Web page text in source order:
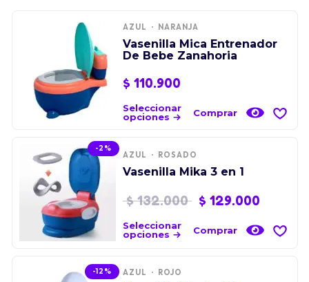
AZUL NARANJA
Vasenilla Mica Entrenador
De Bebe Zanahoria
$ 110.900
Seleccionar
opciones
Comprar
-2%
AZUL ROSADO
Vasenilla Mika 3 en 1
$132.000 $ 129.000
Seleccionar
opciones
Comprar
-12% AZUL ROJO